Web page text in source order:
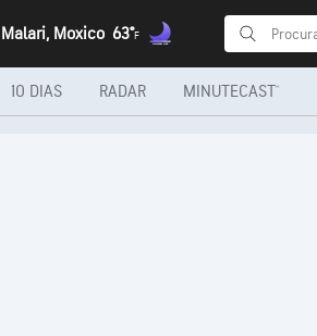
Malari, Moxico 63°F
10 DIAS RADAR MINUTECAST®